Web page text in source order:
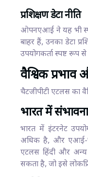
प्रशिक्षण डेटा नीति
ओपनएआई ने यह भी
बाहर हैं, उनका डेटा
उपयोगकर्ता स्पष्ट रूप
वैश्विक
चैटजीपीटी एटलस का
भारत में
भारत में इंटरनेट
अधिक है, और एआई-
एटलस हिंदी और अन्य
सकता है, जो इसे